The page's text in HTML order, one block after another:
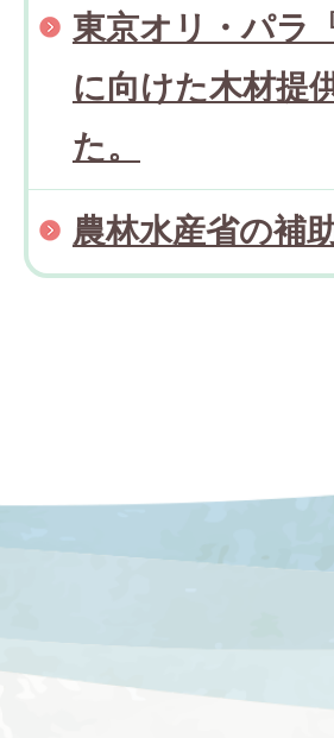
東京オリ・パラ
に向けた木材提
た。
農林水産省の補